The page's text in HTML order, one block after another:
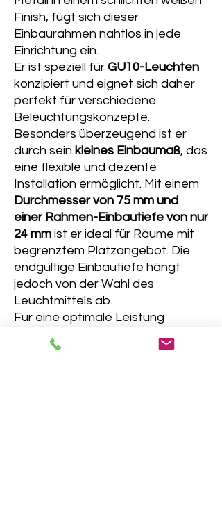
Finish, fügt sich dieser
Einbaurahmen nahtlos in jede
Einrichtung ein.
Er ist speziell für GU10-Leuchten
konzipiert und eignet sich daher
perfekt für verschiedene
Beleuchtungskonzepte.
Besonders überzeugend ist er
durch sein kleines Einbaumaß, das
eine flexible und dezente
Installation ermöglicht. Mit einem
Durchmesser von 75 mm und
einer Rahmen-Einbautiefe von nur
24 mm ist er ideal für Räume mit
begrenztem Platzangebot. Die
endgültige Einbautiefe hängt
jedoch von der Wahl des
Leuchtmittels ab.
Für eine optimale Leistung
von Leuchtmitteln, die direkt an